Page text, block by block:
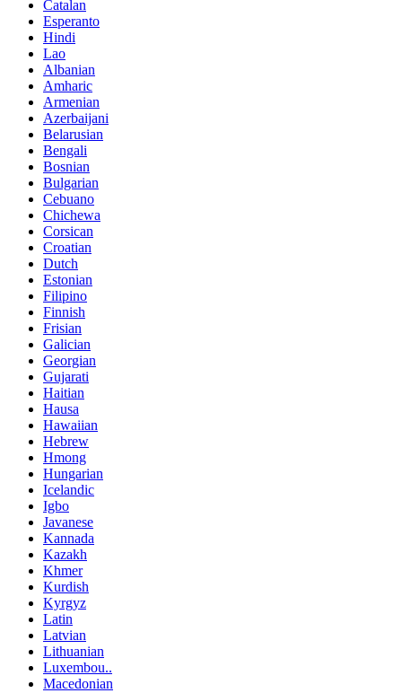
Catalan
Esperanto
Hindi
Lao
Albanian
Amharic
Armenian
Azerbaijani
Belarusian
Bengali
Bosnian
Bulgarian
Cebuano
Chichewa
Corsican
Croatian
Dutch
Estonian
Filipino
Finnish
Frisian
Galician
Georgian
Gujarati
Haitian
Hausa
Hawaiian
Hebrew
Hmong
Hungarian
Icelandic
Igbo
Javanese
Kannada
Kazakh
Khmer
Kurdish
Kyrgyz
Latin
Latvian
Lithuanian
Luxembou..
Macedonian